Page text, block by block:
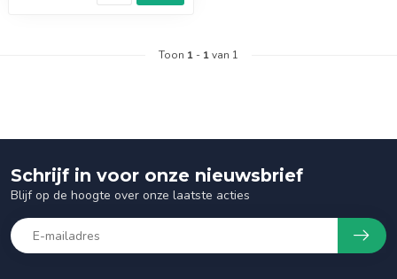
Toon 1 - 1van 1
Schrijf in voor onze nieuwsbrief
Blijf op de hoogte over onze laatste acties